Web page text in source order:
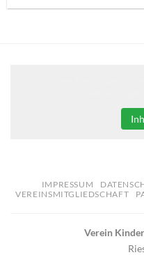
IMPRESSUM
VEREINSMITGLIEDSCHAFT
Verein